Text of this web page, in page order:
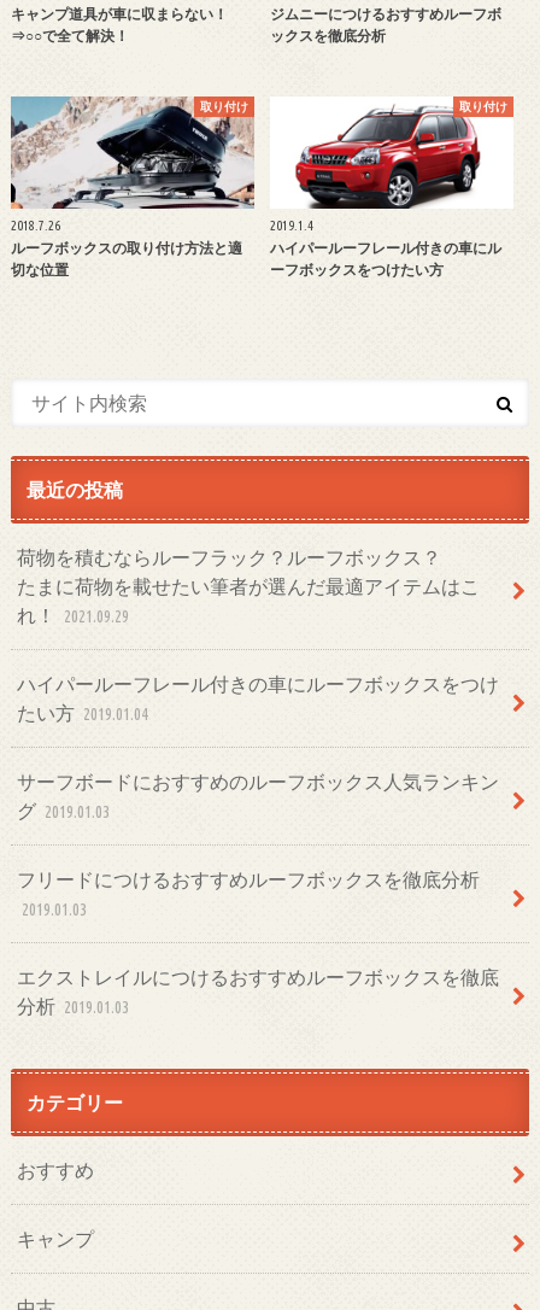
キャンプ道具が車に収まらない！
⇒○○で全て解決！
ジムニーにつけるおすすめルーフボ
ックスを徹底分析
取り付け
2018.7.26
ルーフボックスの取り付け方法と適
切な位置
取り付け
2019.1.4
ハイパールーフレール付きの車にル
ーフボックスをつけたい方
最近の投稿
荷物を積むならルーフラック？ルーフボックス？
たまに荷物を載せたい筆者が選んだ最適アイテムはこ
れ！
2021.09.29
ハイパールーフレール付きの車にルーフボックスをつけ
たい方 2019.01.04
サーフボードにおすすめのルーフボックス人気ランキン
グ 2019.01.03
フリードにつけるおすすめルーフボックスを徹底分析
2019.01.03
エクストレイルにつけるおすすめルーフボックスを徹底
分析 2019.01.03
カテゴリー
おすすめ
キャンプ